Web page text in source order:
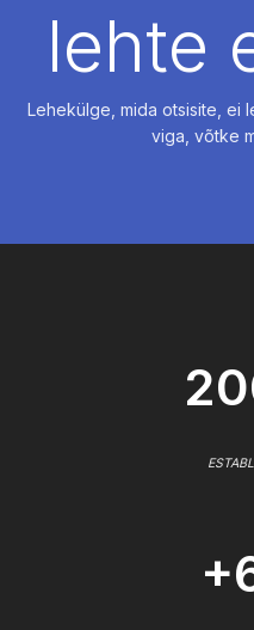
lehte
Lehekülge, mida otsisite, ei
viga, võtke